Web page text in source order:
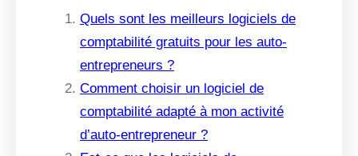
Quels sont les meilleurs logiciels de
comptabilité gratuits pour les auto-
entrepreneurs ?
Comment choisir un logiciel de
comptabilité adapté à mon activité
d’auto-entrepreneur ?